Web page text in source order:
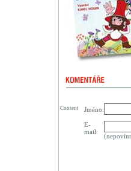
Jméno:
E-
mail:
Content